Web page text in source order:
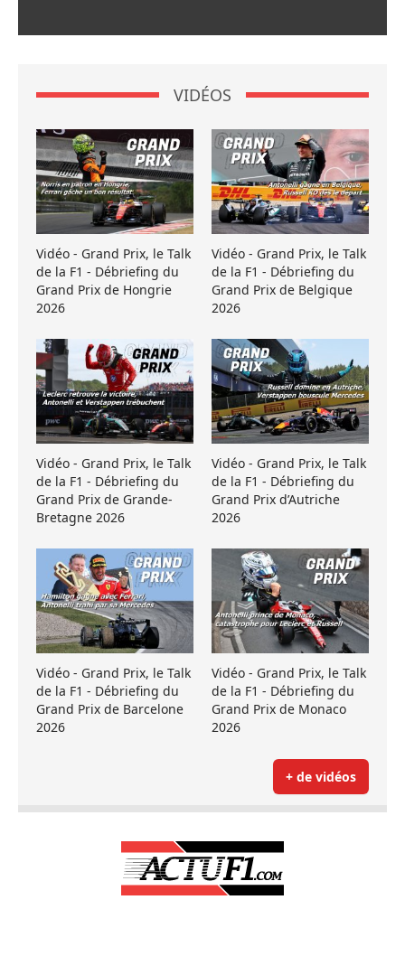
VIDÉOS
Vidéo - Grand Prix, le Talk
de la F1 - Débriefing du
Grand Prix de Hongrie
2026
Vidéo - Grand Prix, le Talk
de la F1 - Débriefing du
Grand Prix de Belgique
2026
Vidéo - Grand Prix, le Talk
de la F1 - Débriefing du
Grand Prix de Grande-
Bretagne 2026
Vidéo - Grand Prix, le Talk
de la F1 - Débriefing du
Grand Prix d’Autriche
2026
Vidéo - Grand Prix, le Talk
de la F1 - Débriefing du
Grand Prix de Barcelone
2026
Vidéo - Grand Prix, le Talk
de la F1 - Débriefing du
Grand Prix de Monaco
2026
+ de vidéos